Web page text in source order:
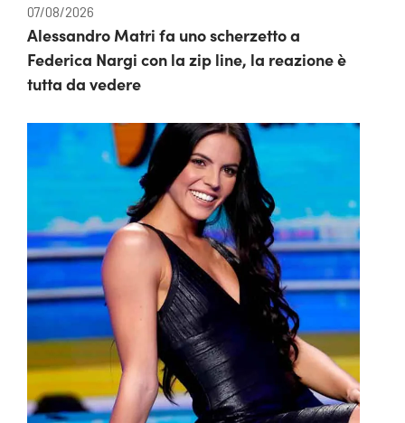
07/08/2026
Alessandro Matri fa uno scherzetto a
Federica Nargi con la zip line, la reazione è
tutta da vedere